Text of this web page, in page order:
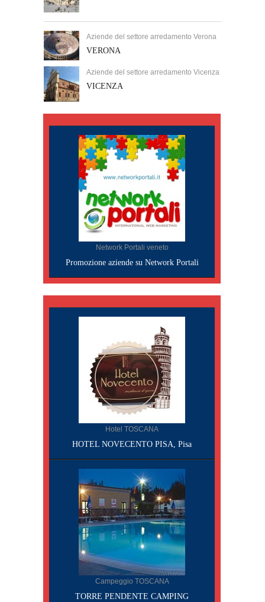
Aziende del settore arredamento Verona
VERONA
Aziende del settore arredamento Vicenza
VICENZA
Network Portali veneto
Promozione aziende su Network Portali
Hotel TOSCANA
HOTEL NOVECENTO PISA, Pisa
Campeggio TOSCANA
TORRE PENDENTE CAMPING